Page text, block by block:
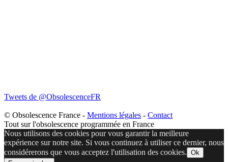
Tweets de @ObsolescenceFR
© Obsolescence France - Mentions légales - Contact
Tout sur l'obsolescence programmée en France
Nous utilisons des cookies pour vous garantir la meilleure
expérience sur notre site. Si vous continuez à utiliser ce dernier, nous
considérerons que vous acceptez l'utilisation des cookies. Ok